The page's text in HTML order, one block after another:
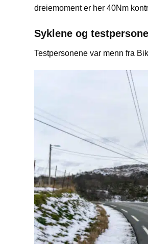
dreiemoment er her 40Nm
Syklene og
Testpersonene var menn fra